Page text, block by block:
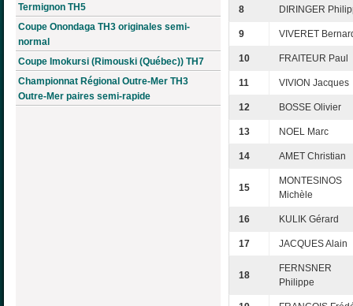
Termignon TH5
Coupe Onondaga TH3 originales semi-
normal
Coupe Imokursi (Rimouski (Québec)) TH7
Championnat Régional Outre-Mer TH3
Outre-Mer paires semi-rapide
8 DIRINGER
9 VIVERET
10 FRAITEUR Paul
11 VIVION Jacques
12 BOSSE Olivier
13 NOEL Marc
14 AMET Christian
15
MONTESINOS
Michèle
16 KULIK Gérard
17 JACQUES Alain
18
FERNSNER
Philippe